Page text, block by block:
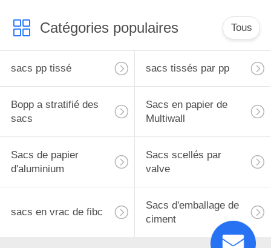
Catégories populaires Tous
sacs pp tissé sacs tissés par pp
Bopp a stratifié des
sacs
Sacs en papier de
Multiwall
Sacs de papier
d'aluminium
Sacs scellés par
valve
sacs en vrac de fibc
Sacs d'emballage de
ciment